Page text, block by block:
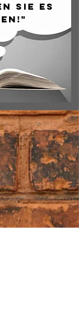
sie es